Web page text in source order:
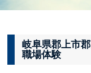
岐阜県郡上市
職場体験